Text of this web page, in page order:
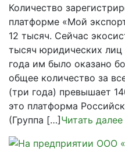
Количество
платформе «Мой
12 тысяч. Сейчас
тысяч юридических
года им было оказано
общее количество за
(три года) превышает
это платформа
(Группа […] Читать далее